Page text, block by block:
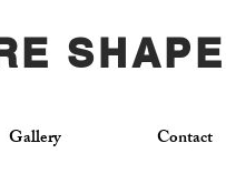
SHAPE
Gallery Contact